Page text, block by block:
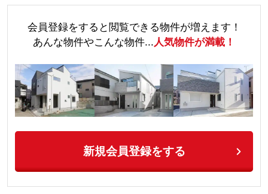
会員登録をすると閲覧できる物件が増えます！
あんな物件やこんな物件... 人気物件が満載！
新規会員登録をする